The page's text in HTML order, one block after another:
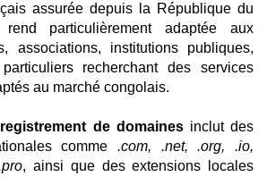
assurée depuis la République du
particulièrement adaptée aux
associations, institutions publiques,
recherchant des services
au marché congolais.
de domainesinclut des
comme .com, .net, .org, .io,
, ainsi que des extensions locales